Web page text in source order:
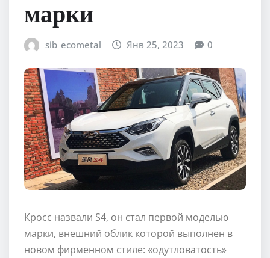
марки
sib_ecometal Янв 25, 2023 0
Кросс назвали S4, он стал первой моделью
марки, внешний облик которой выполнен в
новом фирменном стиле: «одутловатость»